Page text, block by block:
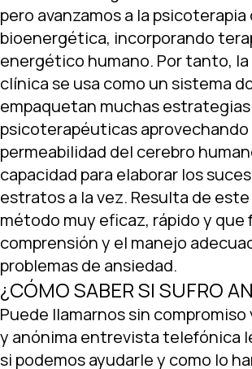
pero avanzamos a la psicoterapia
bioenergética, incorporando
energético humano. Por tanto,
clínica se usa como un sistema
empaquetan muchas estrategias
psicoterapéuticas aprovechando
permeabilidad del cerebro
capacidad para elaborar los
estratos a la vez. Resulta de
método muy eficaz, rápido y que
comprensión y el manejo
problemas de ansiedad.
¿CÓMO SABER SI SUFRO
Puede llamarnos sin compromiso
y anónima entrevista telefónica
si podemos ayudarle y como lo